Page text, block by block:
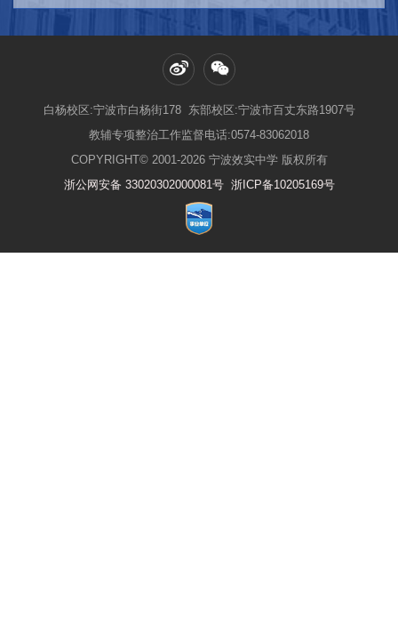
白杨校区:宁波市白杨街178 东部校区:宁波市百丈东路1907号
教辅专项整治工作监督电话:0574-83062018
COPYRIGHT© 2001-2026 宁波效实中学 版权所有
浙公网安备 33020302000081号 浙ICP备10205169号